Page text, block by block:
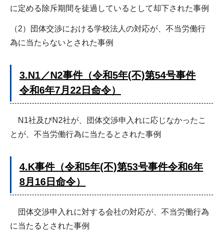
に定める除斥期間を徒過しているとして却下された事例
（2）団体交渉における学校法人の対応が、不当労働行
為に当たらないとされた事例
3.N1／N2事件（令和5年(不)第54号事件
令和6年7月22日命令）
N1社及びN2社が、団体交渉申入れに応じなかったこ
とが、不当労働行為に当たるとされた事例
4.K事件（令和5年(不)第53号事件令和6年
8月16日命令）
団体交渉申入れに対する会社の対応が、不当労働行為
に当たるとされた事例